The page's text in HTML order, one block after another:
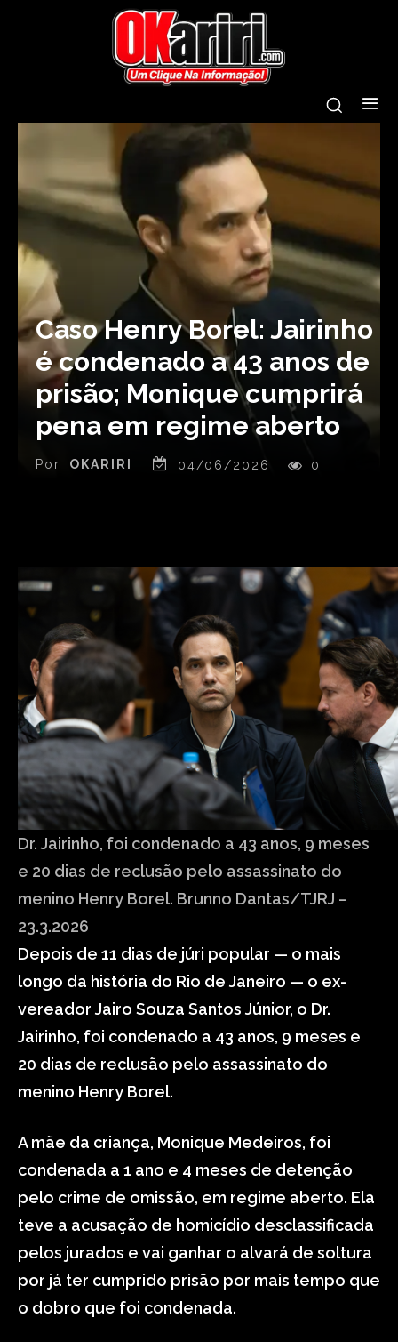
Caso Henry Borel: Jairinho
é condenado a 43 anos de
prisão; Monique cumprirá
pena em regime aberto
Por OKARIRI 04/06/2026 0
Dr. Jairinho, foi condenado a 43 anos, 9 meses
e 20 dias de reclusão pelo assassinato do
menino Henry Borel. Brunno Dantas/TJRJ –
23.3.2026
Depois de 11 dias de júri popular — o mais
longo da história do Rio de Janeiro — o ex-
vereador Jairo Souza Santos Júnior, o Dr.
Jairinho, foi condenado a 43 anos, 9 meses e
20 dias de reclusão pelo assassinato do
menino Henry Borel.
A mãe da criança, Monique Medeiros, foi
condenada a 1 ano e 4 meses de detenção
pelo crime de omissão, em regime aberto. Ela
teve a acusação de homicídio desclassificada
pelos jurados e vai ganhar o alvará de soltura
por já ter cumprido prisão por mais tempo que
o dobro que foi condenada.